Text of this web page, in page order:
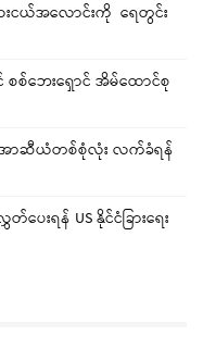
ငယ်အလောင်းကို ရေတွင်း
စစ်ဘေးရှောင် အိမ်ထောင်စု
အာဆီယံတစ်စုံလုံး လက်ခံရန်
ေးရန် US နိုင်ငံခြားရေး